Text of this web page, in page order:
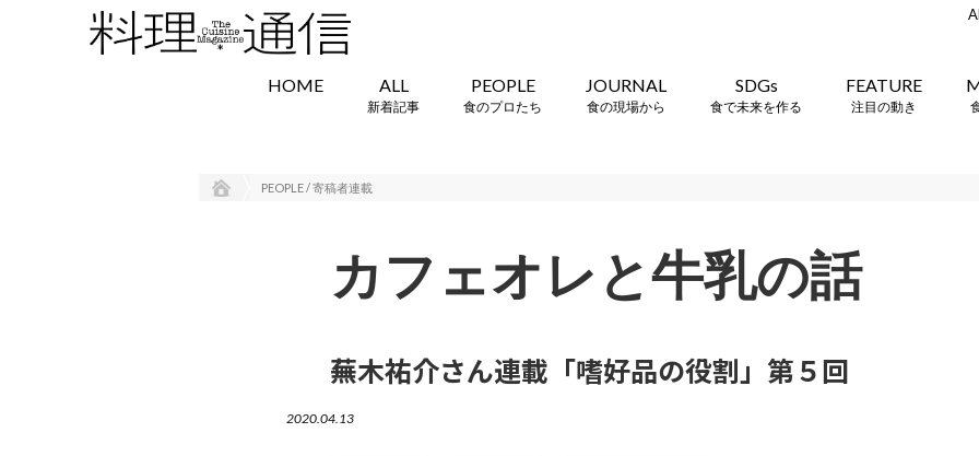
HOME ALL
新着記事
PEOPLE
食のプロたち
JOURNAL
食の現場から
SDGs
食で未来を作る
FEATURE
注目の動き
PEOPLE / 寄稿者連載
カフェオレと牛乳の話
蕪木祐介さん連載「嗜好品の役割」第５回
2020.04.13